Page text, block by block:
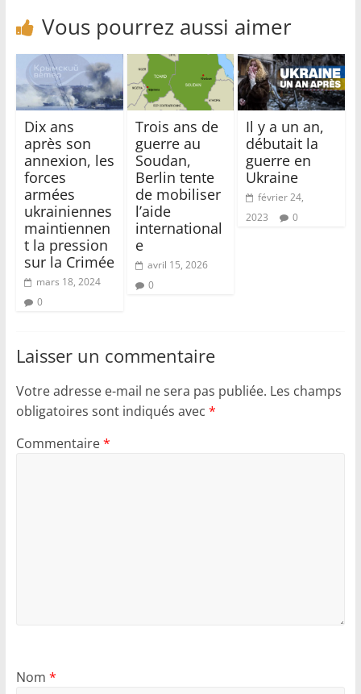
Vous pourrez aussi aimer
Dix ans
après son
annexion, les
forces
armées
ukrainiennes
maintiennen
t la pression
sur la Crimée
mars 18, 2024
0
Trois ans de
guerre au
Soudan,
Berlin tente
de mobiliser
l’aide
international
e
avril 15, 2026
0
Il y a un an,
débutait la
guerre en
Ukraine
février 24,
2023
0
Laisser un commentaire
Votre adresse e-mail ne sera pas publiée. Les champs
obligatoires sont indiqués avec *
Commentaire*
Nom *